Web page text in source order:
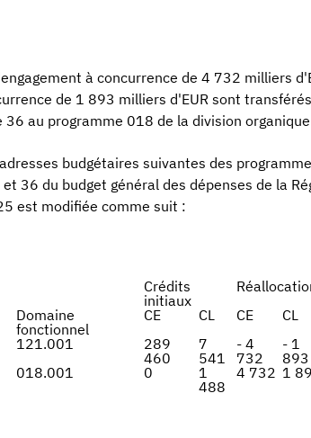
à concurrence de 4 732 milliers
de 1 893 milliers d'EUR sont
au programme 018 de la division
budgétaires suivantes des
36 du budget général des dépenses de la
est modifiée comme suit :
Crédits
initiaux
Domaine
fonctionnel
CE CL CE CL
121.001
289
460
7
541
- 4
732
- 1
893
018.001 0
1
488
4 732 1